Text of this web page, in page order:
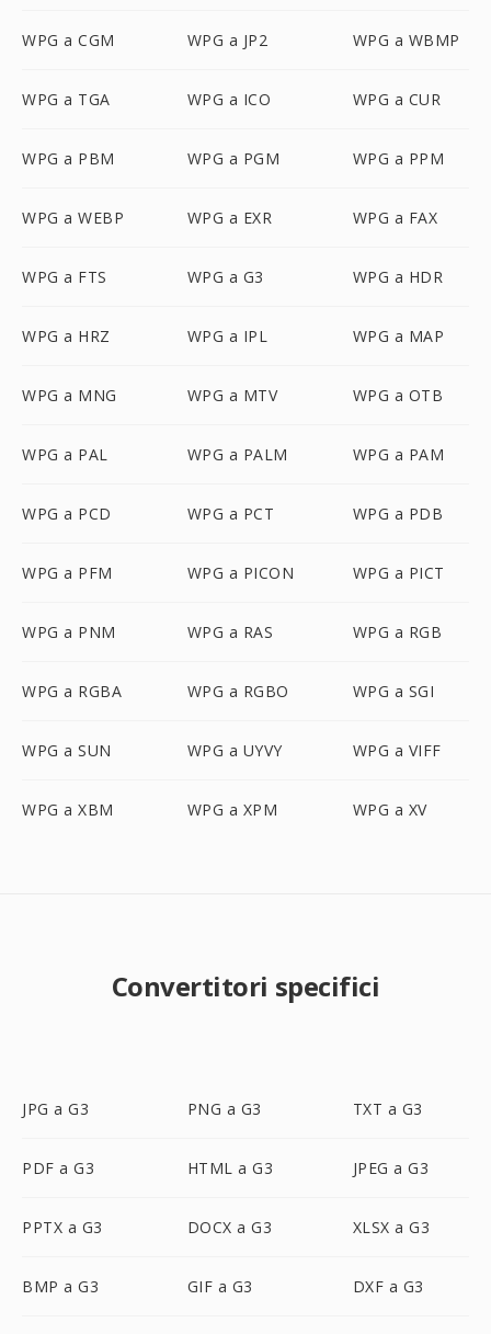
WPG a CGM WPG a JP2 WPG a WBMP
WPG a TGA WPG a ICO WPG a CUR
WPG a PBM WPG a PGM WPG a PPM
WPG a WEBP WPG a EXR WPG a FAX
WPG a FTS WPG a G3 WPG a HDR
WPG a HRZ WPG a IPL WPG a MAP
WPG a MNG WPG a MTV WPG a OTB
WPG a PAL WPG a PALM WPG a PAM
WPG a PCD WPG a PCT WPG a PDB
WPG a PFM WPG a PICON WPG a PICT
WPG a PNM WPG a RAS WPG a RGB
WPG a RGBA WPG a RGBO WPG a SGI
WPG a SUN WPG a UYVY WPG a VIFF
WPG a XBM WPG a XPM WPG a XV
Convertitori specifici
JPG a G3 PNG a G3 TXT a G3
PDF a G3 HTML a G3 JPEG a G3
PPTX a G3 DOCX a G3 XLSX a G3
BMP a G3 GIF a G3 DXF a G3